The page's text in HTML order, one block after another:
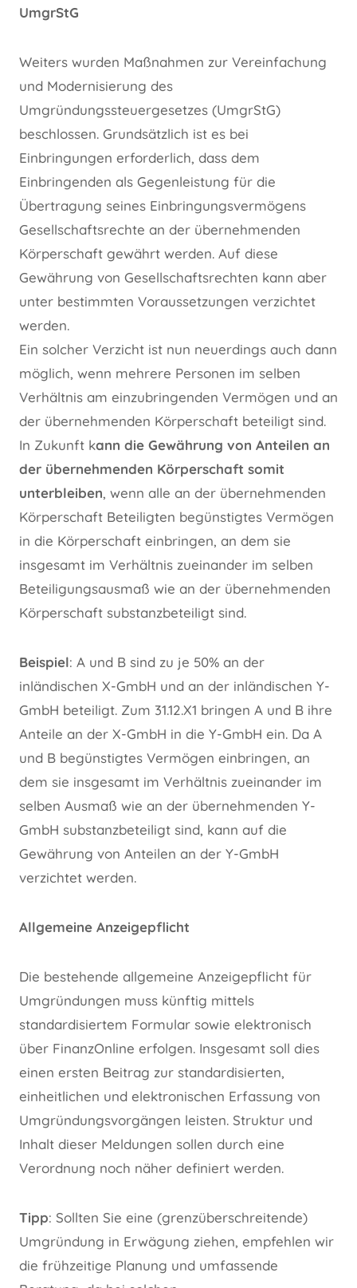
UmgrStG
Weiters wurden Maßnahmen zur Vereinfachung
und Modernisierung des
Umgründungssteuergesetzes (UmgrStG)
beschlossen. Grundsätzlich ist es bei
Einbringungen erforderlich, dass dem
Einbringenden als Gegenleistung für die
Übertragung seines Einbringungsvermögens
Gesellschaftsrechte an der übernehmenden
Körperschaft gewährt werden. Auf diese
Gewährung von Gesellschaftsrechten kann aber
unter bestimmten Voraussetzungen verzichtet
werden.
Ein solcher Verzicht ist nun neuerdings auch dann
möglich, wenn mehrere Personen im selben
Verhältnis am einzubringenden Vermögen und an
der übernehmenden Körperschaft beteiligt sind.
In Zukunft kann die Gewährung von Anteilen an
der übernehmenden Körperschaft somit
unterbleiben, wenn alle an der übernehmenden
Körperschaft Beteiligten begünstigtes Vermögen
in die Körperschaft einbringen, an dem sie
insgesamt im Verhältnis zueinander im selben
Beteiligungsausmaß wie an der übernehmenden
Körperschaft substanzbeteiligt sind.
Beispiel: A und B sind zu je 50% an der
inländischen X-GmbH und an der inländischen Y-
GmbH beteiligt. Zum 31.12.X1 bringen A und B ihre
Anteile an der X-GmbH in die Y-GmbH ein. Da A
und B begünstigtes Vermögen einbringen, an
dem sie insgesamt im Verhältnis zueinander im
selben Ausmaß wie an der übernehmenden Y-
GmbH substanzbeteiligt sind, kann auf die
Gewährung von Anteilen an der Y-GmbH
verzichtet werden.
Allgemeine Anzeigepflicht
Die bestehende allgemeine Anzeigepflicht für
Umgründungen muss künftig mittels
standardisiertem Formular sowie elektronisch
über FinanzOnline erfolgen. Insgesamt soll dies
einen ersten Beitrag zur standardisierten,
einheitlichen und elektronischen Erfassung von
Umgründungsvorgängen leisten. Struktur und
Inhalt dieser Meldungen sollen durch eine
Verordnung noch näher definiert werden.
Tipp: Sollten Sie eine (grenzüberschreitende)
Umgründung in Erwägung ziehen, empfehlen wir
die frühzeitige Planung und umfassende